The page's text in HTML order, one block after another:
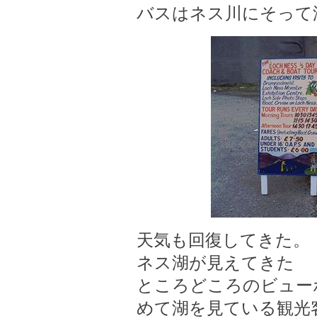
バスはネス川にそっ
天気も回復してきた。
ネス湖が見えてきた
ところどころのビュ
めて湖を見ている観光